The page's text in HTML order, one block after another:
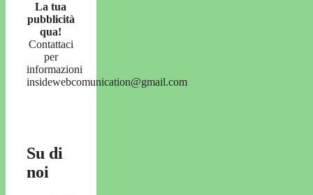
La tua
pubblicità
qua!
Contattaci
per
informazioni
insidewebcomunication@gmail.com
Su di
noi